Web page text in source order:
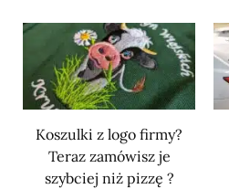
Koszulki z logo firmy?
Teraz zamówisz je
szybciej niż pizzę ?